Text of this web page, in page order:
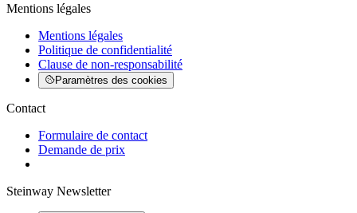
Mentions légales
Mentions légales
Politique de confidentialité
Clause de non-responsabilité
Paramètres des cookies
Contact
Formulaire de contact
Demande de prix
Steinway Newsletter